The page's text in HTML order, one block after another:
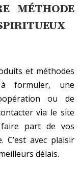
MÉTHODE
et méthodes
formuler, une
ou de
via le site
part de vos
C’est avec plaisir
délais.